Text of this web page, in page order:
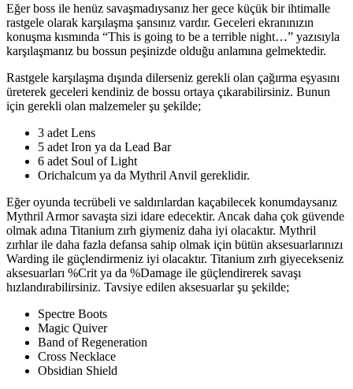
Eğer boss ile henüz savaşmadıysanız her gece küçük bir ihtimalle
rastgele olarak karşılaşma şansınız vardır. Geceleri ekranınızın
konuşma kısmında “This is going to be a terrible night…” yazısıyla
karşılaşmanız bu bossun peşinizde olduğu anlamına gelmektedir.
Rastgele karşılaşma dışında dilerseniz gerekli olan çağırma eşyasını
üreterek geceleri kendiniz de bossu ortaya çıkarabilirsiniz. Bunun
için gerekli olan malzemeler şu şekilde;
3 adet Lens
5 adet Iron ya da Lead Bar
6 adet Soul of Light
Orichalcum ya da Mythril Anvil gereklidir.
Eğer oyunda tecrübeli ve saldırılardan kaçabilecek konumdaysanız
Mythril Armor savaşta sizi idare edecektir. Ancak daha çok güvende
olmak adına Titanium zırh giymeniz daha iyi olacaktır. Mythril
zırhlar ile daha fazla defansa sahip olmak için bütün aksesuarlarınızı
Warding ile güçlendirmeniz iyi olacaktır. Titanium zırh giyecekseniz
aksesuarları %Crit ya da %Damage ile güçlendirerek savaşı
hızlandırabilirsiniz. Tavsiye edilen aksesuarlar şu şekilde;
Spectre Boots
Magic Quiver
Band of Regeneration
Cross Necklace
Obsidian Shield